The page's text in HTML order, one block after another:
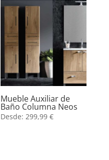
Mueble Auxiliar de
Baño Columna Neos
Desde:299,99€